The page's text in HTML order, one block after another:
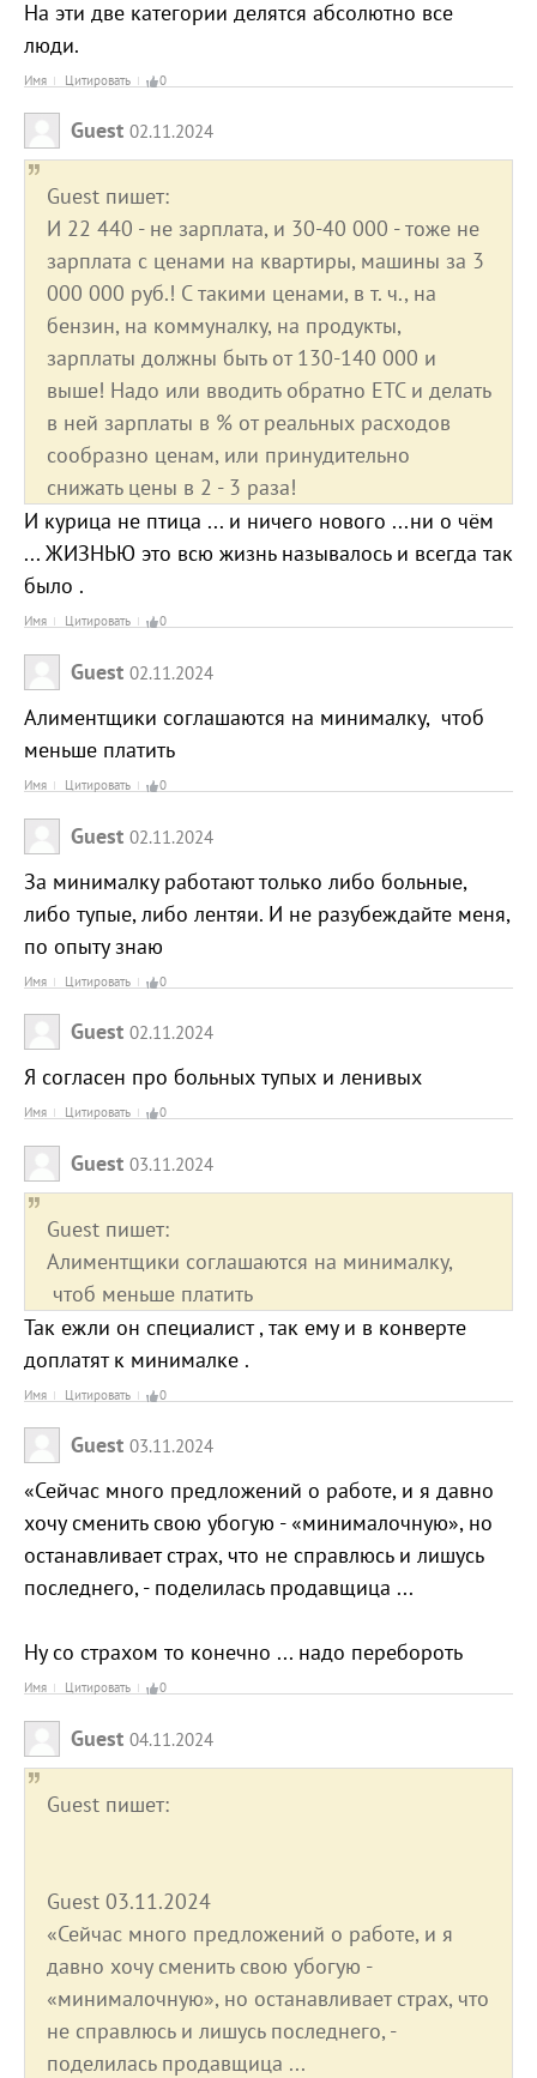
На эти две категории делятся абсолютно все
люди.
Имя Цитировать 0
Guest 02.11.2024
Guest пишет:
И 22 440 - не зарплата, и 30-40 000 - тоже не
зарплата с ценами на квартиры, машины за 3
000 000 руб.! С такими ценами, в т. ч., на
бензин, на коммуналку, на продукты,
зарплаты должны быть от 130-140 000 и
выше! Надо или вводить обратно ЕТС и делать
в ней зарплаты в % от реальных расходов
сообразно ценам, или принудительно
снижать цены в 2 - 3 раза!
И курица не птица ... и ничего нового ...ни о чём
... ЖИЗНЬЮ это всю жизнь называлось и всегда так
было .
Имя Цитировать 0
Guest 02.11.2024
Алиментщики соглашаются на минималку, чтоб
меньше платить
Имя Цитировать 0
Guest 02.11.2024
За минималку работают только либо больные,
либо тупые, либо лентяи. И не разубеждайте меня,
по опыту знаю
Имя Цитировать 0
Guest 02.11.2024
Я согласен про больных тупых и ленивых
Имя Цитировать 0
Guest 03.11.2024
Guest пишет:
Алиментщики соглашаются на минималку,
чтоб меньше платить
Так ежли он специалист , так ему и в конверте
доплатят к минималке .
Имя Цитировать 0
Guest 03.11.2024
«Сейчас много предложений о работе, и я давно
хочу сменить свою убогую - «минималочную», но
останавливает страх, что не справлюсь и лишусь
последнего, - поделилась продавщица ...
Ну со страхом то конечно ... надо перебороть
Имя Цитировать 0
Guest 04.11.2024
Guest пишет:
Guest 03.11.2024
«Сейчас много предложений о работе, и я
давно хочу сменить свою убогую -
«минималочную», но останавливает страх, что
не справлюсь и лишусь последнего, -
поделилась продавщица ...